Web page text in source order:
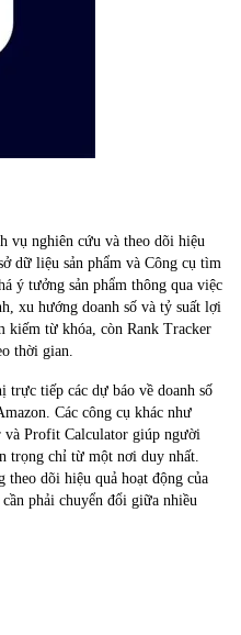
vụ nghiên cứu và theo dõi hiệu
dữ liệu sản phẩm và Công cụ tìm
ý tưởng sản phẩm thông qua việc
xu hướng doanh số và tỷ suất lợi
kiếm từ khóa, còn Rank Tracker
thời gian.
trực tiếp các dự báo về doanh số
Các công cụ khác như
Profit Calculator giúp người
trọng chỉ từ một nơi duy nhất.
dõi hiệu quả hoạt động của
phải chuyển đổi giữa nhiều